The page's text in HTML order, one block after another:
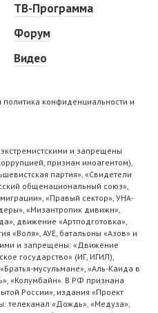
ТВ-Программа
Форум
Видео
политика конфиденциальности и
и запрещены
признан иноагентом),
партия», «Свидетели
общенациональный союз»,
«Правый сектор», УНА-
«Мизантропик дивижн»,
движение «Артподготовка»,
«Воля», АУЕ, батальоны «Азов» и
и запрещены: «Движение
государство» (ИГ, ИГИЛ),
мусульмане», «Аль-Каида в
«Колумбайн». В РФ признана
России», издания «Проект
телеканал «Дождь», «Медуза»,